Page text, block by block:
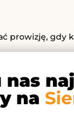
prowizję, gdy
nas
na